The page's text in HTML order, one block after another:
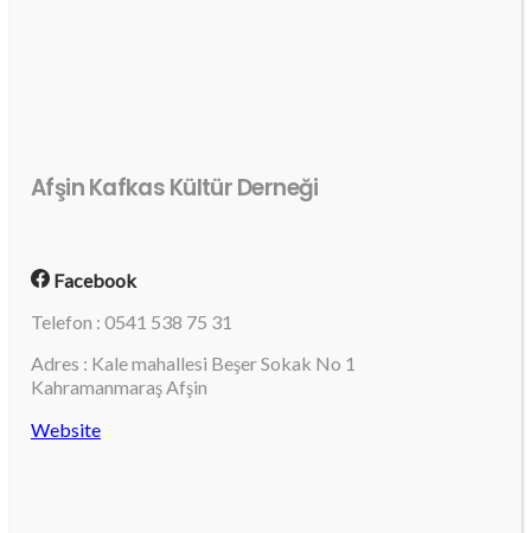
Afşin Kafkas Kültür Derneği
Facebook
Telefon : 0541 538 75 31
Adres : Kale mahallesi Beşer Sokak No 1
Kahramanmaraş Afşin
Website